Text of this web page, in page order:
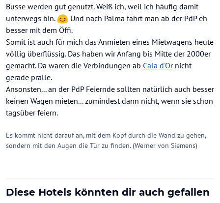
Busse werden gut genutzt. Weiß ich, weil ich häufig damit
unterwegs bin.
Und nach Palma fährt man ab der PdP eh
besser mit dem Öffi.
Somit ist auch für mich das Anmieten eines Mietwagens heute
völlig überflüssig. Das haben wir Anfang bis Mitte der 2000er
gemacht. Da waren die Verbindungen ab Cala d'Ornicht
gerade pralle.
Ansonsten... an der PdP Feiernde sollten natürlich auch besser
keinen Wagen mieten... zumindest dann nicht, wenn sie schon
tagsüber feiern.
Es kommt nicht darauf an, mit dem Kopf durch die Wand zu gehen,
sondern mit den Augen die Tür zu finden. (Werner von Siemens)